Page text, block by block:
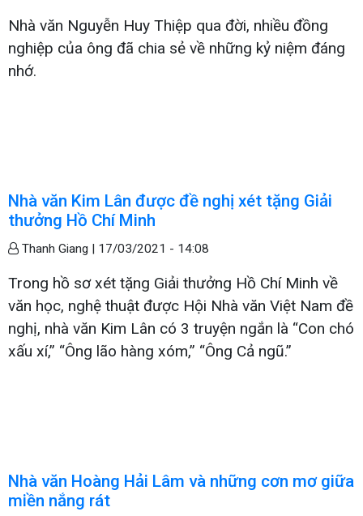
Nhà văn Nguyễn Huy Thiệp qua đời, nhiều đồng
nghiệp của ông đã chia sẻ về những kỷ niệm đáng
nhớ.
Nhà văn Kim Lân được đề nghị xét tặng Giải
thưởng Hồ Chí Minh
Thanh Giang | 17/03/2021 - 14:08
Trong hồ sơ xét tặng Giải thưởng Hồ Chí Minh về
văn học, nghệ thuật được Hội Nhà văn Việt Nam đề
nghị, nhà văn Kim Lân có 3 truyện ngắn là “Con chó
xấu xí,” “Ông lão hàng xóm,” “Ông Cả ngũ.”
Nhà văn Hoàng Hải Lâm và những cơn mơ giữa
miền nắng rát